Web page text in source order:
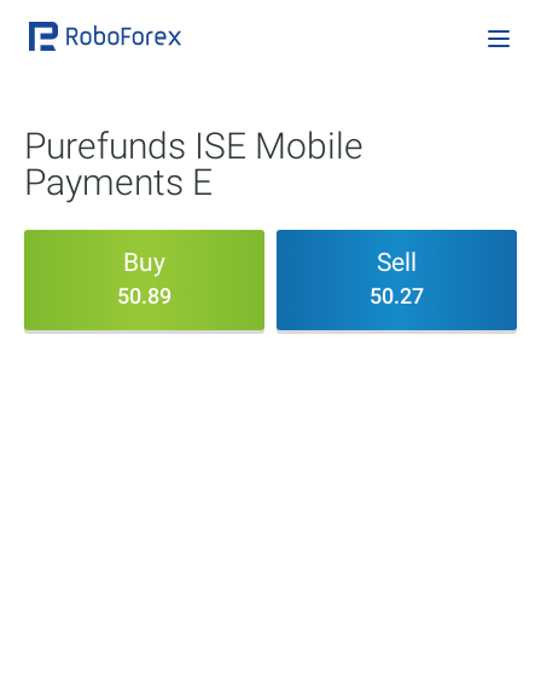
Purefunds ISE Mobile
Payments E
Buy
50.89
Sell
50.27